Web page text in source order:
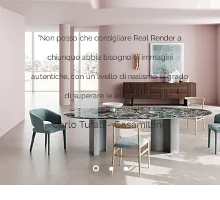
"Non posso che consigliare Real Render a
chiunque abbia bisogno di immagini
autentiche, con un livello di realismo in grado
di superare le aspettative"
Carlo Turati - Casamilano